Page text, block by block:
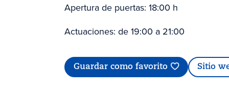
Apertura de puertas: 18:00 h
Actuaciones: de 19:00 a 21:00
Guardar como favorito Sitio